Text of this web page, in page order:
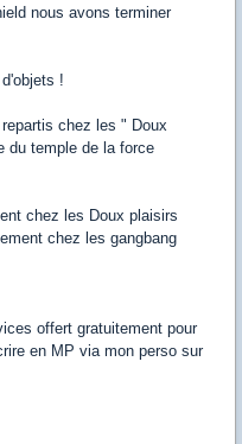
nous avons terminer
!
chez les " Doux
du temple de la force
Doux plaisirs
les gangbang
offert gratuitement pour
en MP via mon perso sur